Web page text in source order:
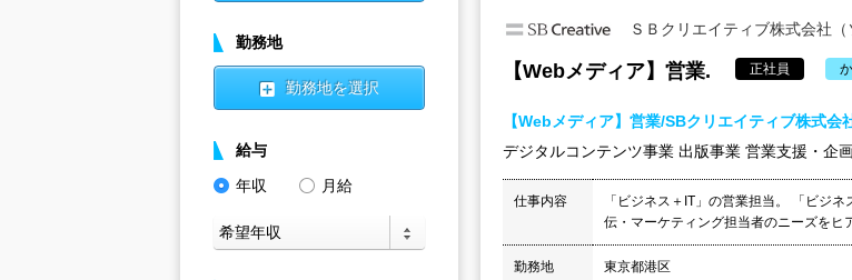
ＳＢクリエイティブ株式会社
【Webメディア】営業. 正社員
【Webメディア】営業/SBクリエイティブ株式会
デジタルコンテンツ事業 出版事業 営業支援・企
仕事内容
「ビジネス＋IT」の営業担当。 「ビジ
伝・マーケティング担当者のニーズをヒ
勤務地 東京都港区
勤務地
勤務地を選択
給与
年収
月給